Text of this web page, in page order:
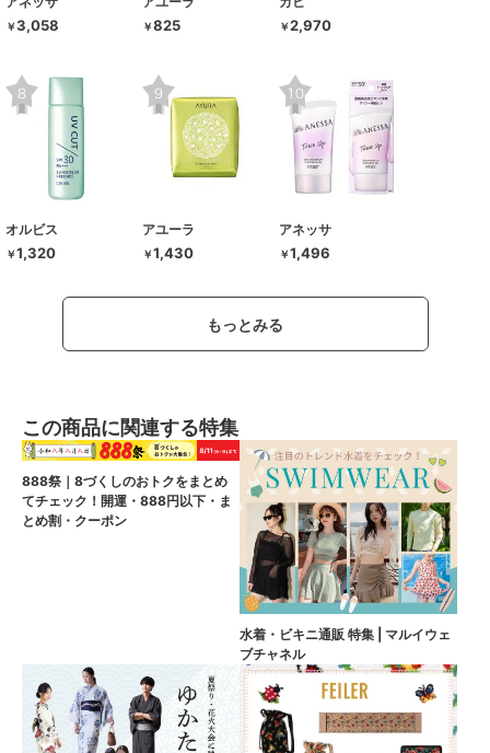
￥3,058 ￥825 ￥2,970
オルビス
￥1,320
アユーラ
￥1,430
アネッサ
￥1,496
もっとみる
この商品に関連する特集
888祭｜8づくしのおトクをまとめ
てチェック！開運・888円以下・ま
とめ割・クーポン
水着・ビキニ通販 特集 | マルイウェ
ブチャネル